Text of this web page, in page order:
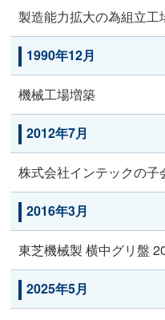
製造能力拡大の為組立工
1990年12月
機械工場増築
2012年7月
株式会社インテックの子
2016年3月
東芝機械製 横中グリ盤
2025年5月